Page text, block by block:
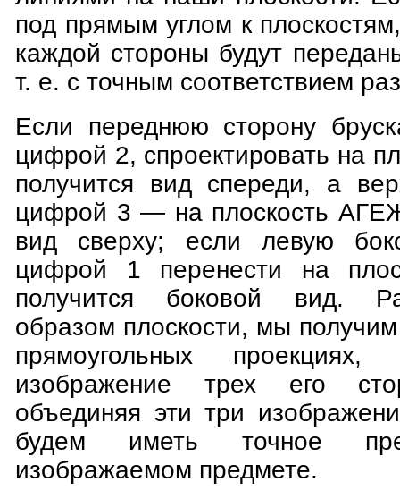
под прямым углом к
каждой стороны будут
т. е. с точным соответствием
Если переднюю сторону
цифрой 2, спроектировать на
получится вид спереди, а
цифрой 3 — на плоскость
вид сверху; если левую
цифрой 1 перенести на
получится боковой вид.
образом плоскости, мы
прямоугольных
изображение трех его
объединяя эти три
будем иметь точное
изображаемом предмете.